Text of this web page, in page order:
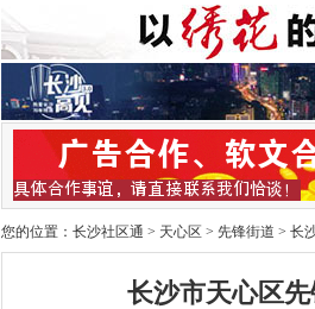
您的位置： 长沙社区通 > 天心区 > 先锋街道 > 长
长沙市天心区